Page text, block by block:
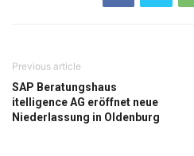
Previous article
SAP Beratungshaus
itelligence AG eröffnet neue
Niederlassung in Oldenburg